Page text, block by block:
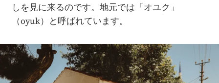
しを見に来るのです。地元では「オユク」
（oyuk）と呼ばれています。